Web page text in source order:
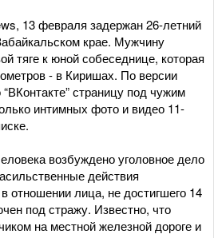
13 февраля задержан 26-летний
крае. Мужчину
тяге к юной собеседнице, которая
- в Киришах. По версии
страницу под чужим
интимных фото и видео 11-
возбуждено уголовное дело
действия
отношении лица, не достигшего 14
под стражу. Известно, что
на местной железной дороге и